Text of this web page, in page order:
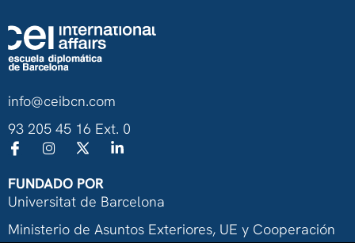
info@ceibcn.com
93 205 45 16 Ext. 0
FUNDADO POR
Universitat de Barcelona
Ministerio de Asuntos Exteriores, UE y Cooperación